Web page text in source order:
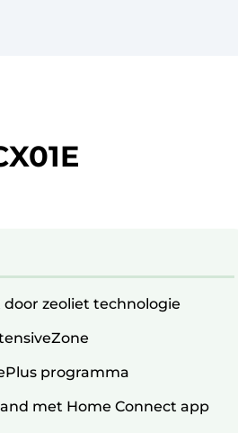
zeoliet technologie
programma
met Home Connect app